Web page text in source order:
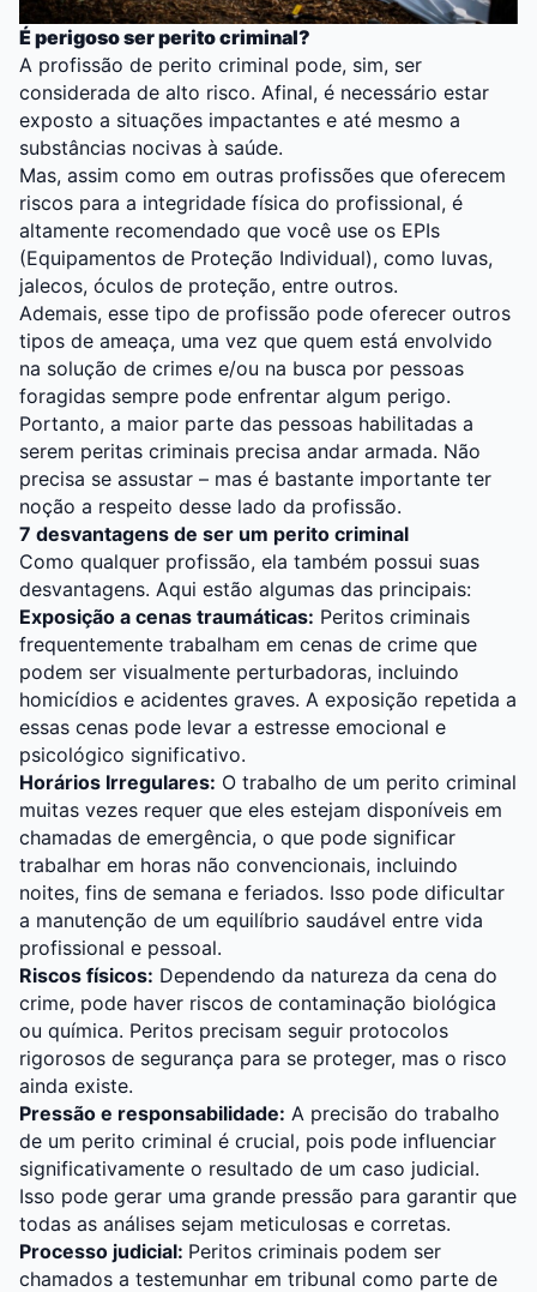
É perigoso ser perito criminal?
A profissão de perito criminal pode, sim, ser
considerada de alto risco. Afinal, é necessário estar
exposto a situações impactantes e até mesmo a
substâncias nocivas à saúde.
Mas, assim como em outras profissões que oferecem
riscos para a integridade física do profissional, é
altamente recomendado que você use os EPIs
(Equipamentos de Proteção Individual), como luvas,
jalecos, óculos de proteção, entre outros.
Ademais, esse tipo de profissão pode oferecer outros
tipos de ameaça, uma vez que quem está envolvido
na solução de crimes e/ou na busca por pessoas
foragidas sempre pode enfrentar algum perigo.
Portanto, a maior parte das pessoas habilitadas a
serem peritas criminais precisa andar armada. Não
precisa se assustar – mas é bastante importante ter
noção a respeito desse lado da profissão.
7 desvantagens de ser um perito criminal
Como qualquer profissão, ela também possui suas
desvantagens. Aqui estão algumas das principais:
Exposição a cenas traumáticas: Peritos criminais
frequentemente trabalham em cenas de crime que
podem ser visualmente perturbadoras, incluindo
homicídios e acidentes graves. A exposição repetida a
essas cenas pode levar a estresse emocional e
psicológico significativo.
Horários Irregulares: O trabalho de um perito criminal
muitas vezes requer que eles estejam disponíveis em
chamadas de emergência, o que pode significar
trabalhar em horas não convencionais, incluindo
noites, fins de semana e feriados. Isso pode dificultar
a manutenção de um equilíbrio saudável entre vida
profissional e pessoal.
Riscos físicos: Dependendo da natureza da cena do
crime, pode haver riscos de contaminação biológica
ou química. Peritos precisam seguir protocolos
rigorosos de segurança para se proteger, mas o risco
ainda existe.
Pressão e responsabilidade: A precisão do trabalho
de um perito criminal é crucial, pois pode influenciar
significativamente o resultado de um caso judicial.
Isso pode gerar uma grande pressão para garantir que
todas as análises sejam meticulosas e corretas.
Processo judicial: Peritos criminais podem ser
chamados a testemunhar em tribunal como parte de